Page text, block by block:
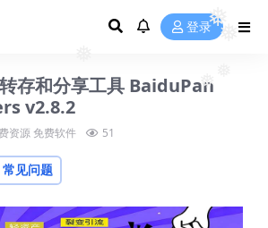
❅
❅
❅
登录
存和分享工具 BaiduPan
v2.8.2
资源 免费软件 51
常见问题